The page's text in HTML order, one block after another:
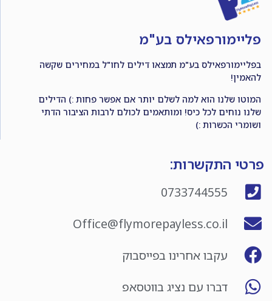
פליימורפאילס בע"מ
בפליימורפאילס בע"מ תמצאו דילים לחו"ל במחירים שקשה
להאמין!
המוטו שלנו הוא למה לשלם יותר אם אפשר פחות :) הדילים
שלנו נוחים לכל כיס! ומותאמים לכולם לרבות הציבור הדתי
ושומרי הכשרות :)
פרטי התקשרות:
0733744555
Office@flymorepayless.co.il
עקבו אחרינו בפייסבוק
דברו עם נציג בווטסאפ